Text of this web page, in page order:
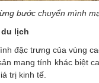
bước chuyển mình
lịch
đặc trưng của vùng
mang tính khác biệt
trị kinh tế.